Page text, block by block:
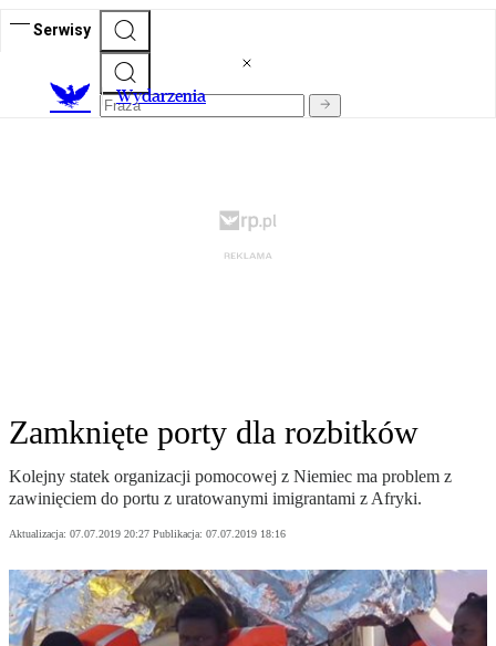
Serwisy
Wydarzenia
Zamknięte porty dla rozbitków
Kolejny statek organizacji pomocowej z Niemiec ma problem z
zawinięciem do portu z uratowanymi imigrantami z Afryki.
Aktualizacja: 07.07.2019 20:27 Publikacja: 07.07.2019 18:16